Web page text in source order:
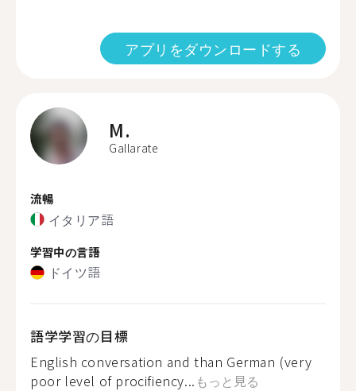
アプリをダウンロードする
M.
Gallarate
流暢
イタリア語
学習中の言語
ドイツ語
語学学習の目標
English conversation and than German (very
poor level of procifiency... もっと見る